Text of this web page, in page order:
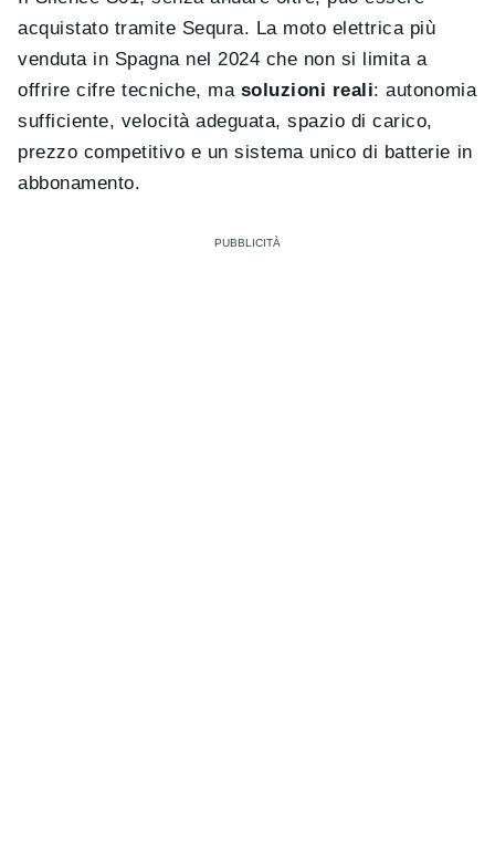
acquistato tramite Sequra. La moto elettrica più
venduta in Spagna nel 2024 che non si limita a
offrire cifre tecniche, ma soluzioni reali: autonomia
sufficiente, velocità adeguata, spazio di carico,
prezzo competitivo e un sistema unico di batterie in
abbonamento.